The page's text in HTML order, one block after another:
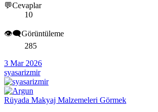
💬Cevaplar
10
👁️‍🗨️Görüntüleme
285
3 Mar 2026
syasarizmir
Rüyada Makyaj Malzemeleri Görmek